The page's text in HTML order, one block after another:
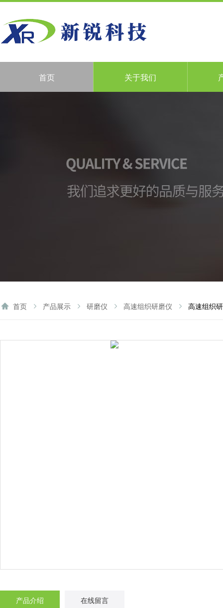
首页 关于我们
首页 产品展示 研磨仪 高速组织研磨仪 高速组织
产品介绍 在线留言